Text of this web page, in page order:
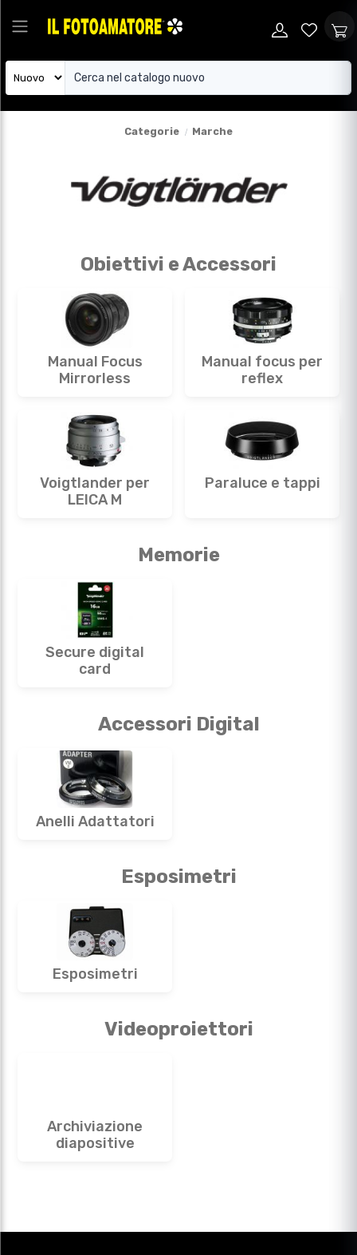
Categorie Marche
Obiettivi e Accessori
Manual Focus
Mirrorless
Manual focus per
reflex
Voigtlander per
LEICA M
Paraluce e tappi
Memorie
Secure digital
card
Accessori Digital
Anelli Adattatori
Esposimetri
Esposimetri
Videoproiettori
Archiviazione
diapositive